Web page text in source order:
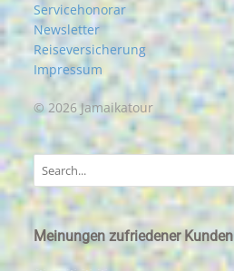
Servicehonorar
Newsletter
Reiseversicherung
Impressum
© 2026 Jamaikatour
Meinungen zufriedener Kunden